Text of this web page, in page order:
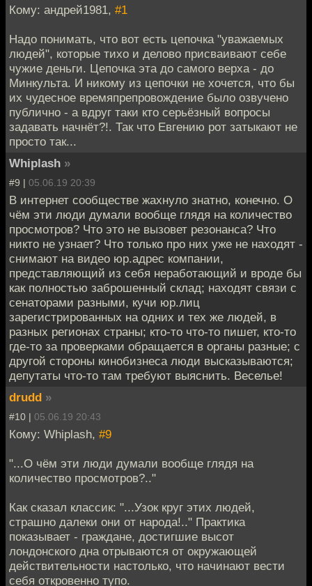
Кому: андрей1981, #1
Надо понимать, что вот есть цепочка "уважаемых
людей", которые тихо и делово присваивают себе
чужие деньги. Цепочка эта до самого верха - до
Минкульта. И никому из цепочки не хочется, что бы
их чудесное времяпрепровождение было озвучено
публично - а вдруг таки кто серьёзный вопросы
задавать начнёт?!. Так что Евгению рот затыкают не
просто так...
Whiplash »
#9 | 05.06.19 20:39
В интернет сообществе жахнуло знатно, конечно. О
чём эти люди думали вообще глядя на количество
просмотров? Что это не вызовет резонанса? Что
никто не узнает? Что только про них уже не находят -
снимают на видео юр.адрес компании,
представляющий из себя неработающий и вроде бы
как полностью заброшенный склад; находят связи с
сенаторами разными, кучи юр.лиц
зарегистрированных на одних и тех же людей, в
разных регионах страны; кто-то что-то пишет, кто-то
где-то за проверками обращается в органы разные; с
другой стороны кинобизнеса люди высказываются;
депутаты что-то там требуют выяснить. Веселье!
drudd »
#10 | 05.06.19 20:43
Кому: Whiplash, #9
"...О чём эти люди думали вообще глядя на
количество просмотров?.."
Как сказал классик: "...Узок круг этих людей,
страшно далеки они от народа!.." Практика
показывает - граждане, достигшие высот
лондонского дна отрываются от окружающей
действительности настолько, что начинают вести
себя откровенно тупо.